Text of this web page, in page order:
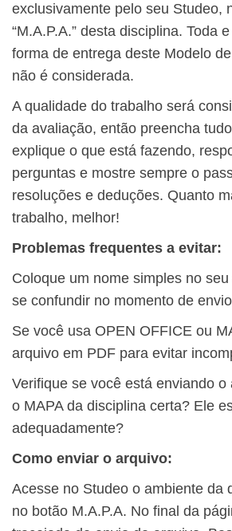
exclusivamente pelo seu Studeo,
“M.A.P.A.” desta disciplina. Toda
forma de entrega deste Modelo
não é considerada.
A qualidade do trabalho será
da avaliação, então preencha
explique o que está fazendo,
perguntas e mostre sempre o
resoluções e deduções. Quanto
trabalho, melhor!
Problemas frequentes a evitar:
Coloque um nome simples no
se confundir no momento de
Se você usa OPEN OFFICE ou
arquivo em PDF para evitar
Verifique se você está enviando
o MAPA da disciplina certa? Ele
adequadamente?
Como enviar o arquivo:
Acesse no Studeo o ambiente da
no botão M.A.P.A. No final da